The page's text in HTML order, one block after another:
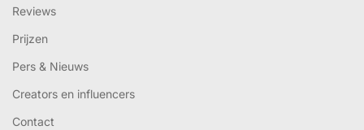
Reviews
Prijzen
Pers & Nieuws
Creators en influencers
Contact